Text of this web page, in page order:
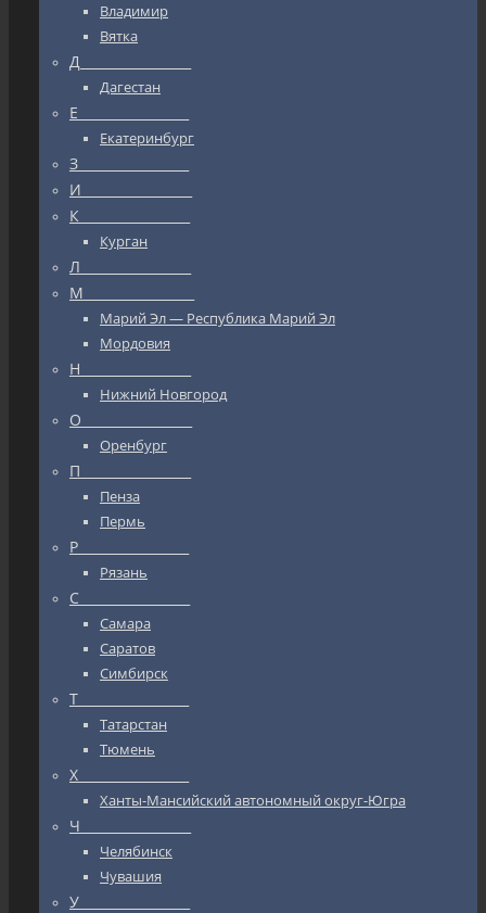
Владимир
Вятка
Д_________________
Дагестан
Е_________________
Екатеринбург
З_________________
И_________________
К_________________
Курган
Л_________________
М_________________
Марий Эл — Республика Марий Эл
Мордовия
Н_________________
Нижний Новгород
О_________________
Оренбург
П_________________
Пенза
Пермь
Р_________________
Рязань
С_________________
Самара
Саратов
Симбирск
Т_________________
Татарстан
Тюмень
Х_________________
Ханты-Мансийский автономный округ-Югра
Ч_________________
Челябинск
Чувашия
У_________________